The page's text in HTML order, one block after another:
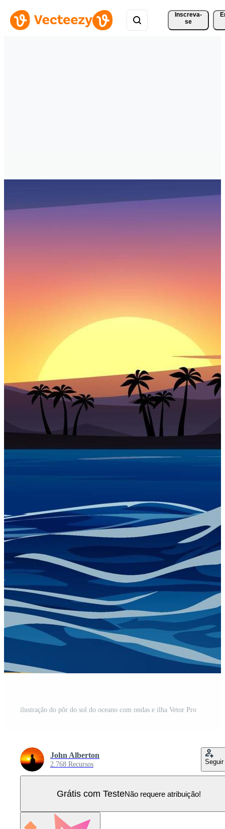
Inscreva-
se
ilustração do pôr do sol do oceano com ondas e ilha Vetor Pro
John Alberton
2.768 Recursos Seguir
Grátis com TesteNão requere atribuição!